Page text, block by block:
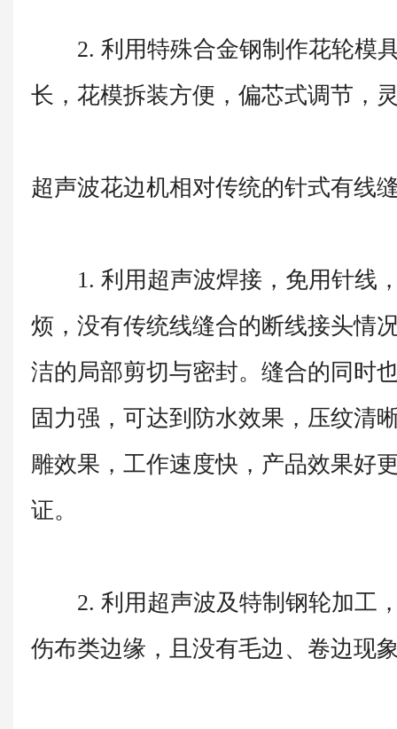
2. 利用特殊合金钢制作花轮模
长，花模拆装方便，偏芯式调节，
超声波花边机相对传统的针式有线
1. 利用超声波焊接，免用针线
烦，没有传统线缝合的断线接头情
洁的局部剪切与密封。缝合的同时
固力强，可达到防水效果，压纹清
雕效果，工作速度快，产品效果好
证。
2. 利用超声波及特制钢轮加工
伤布类边缘，且没有毛边、卷边现